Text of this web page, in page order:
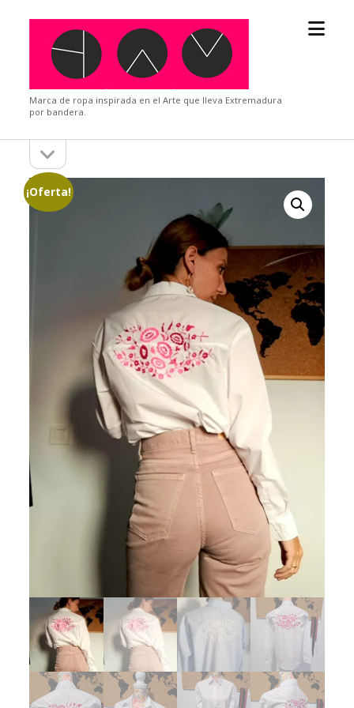
Design
Marca de ropa inspirada en el Arte que lleva Extremadura
por bandera.
abrir
Barra
lateral
la
barra
lateral
¡Oferta!